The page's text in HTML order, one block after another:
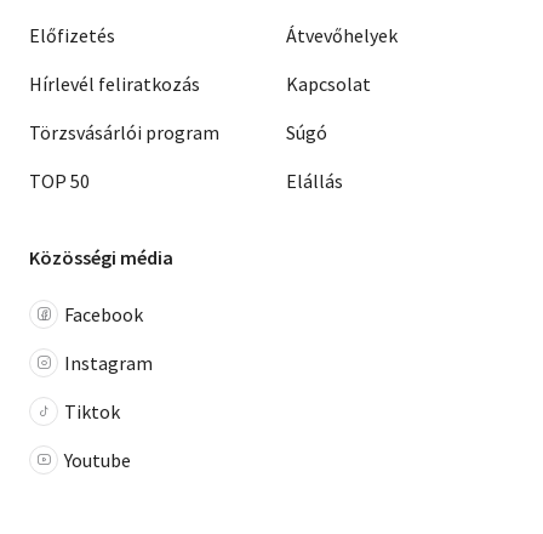
Előfizetés
Hírlevél feliratkozás
Törzsvásárlói program
TOP 50
Átvevőhelyek
Kapcsolat
Súgó
Elállás
Közösségi média
Facebook
Instagram
Tiktok
Youtube